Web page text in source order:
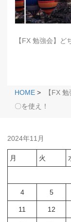
【FX 勉強会】
HOME >
【FX
〇を使え！
2024年11月
月 火
4 5
11 12